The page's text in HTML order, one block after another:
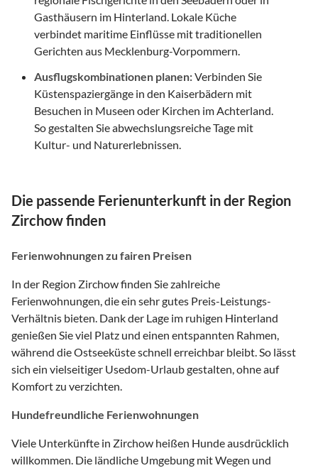
Gasthäusern im Hinterland. Lokale Küche
verbindet maritime Einflüsse mit traditionellen
Gerichten aus Mecklenburg-Vorpommern.
Ausflugskombinationen planen:Verbinden Sie
Küstenspaziergänge in den Kaiserbädern mit
Besuchen in Museen oder Kirchen im Achterland.
So gestalten Sie abwechslungsreiche Tage mit
Kultur- und Naturerlebnissen.
Die passende Ferienunterkunft in der Region
Zirchow finden
Ferienwohnungen zu fairen Preisen
In der Region Zirchow finden Sie zahlreiche
Ferienwohnungen, die ein sehr gutes Preis-Leistungs-
Verhältnis bieten. Dank der Lage im ruhigen Hinterland
genießen Sie viel Platz und einen entspannten Rahmen,
während die Ostseeküste schnell erreichbar bleibt. So lässt
sich ein vielseitiger Usedom-Urlaub gestalten, ohne auf
Komfort zu verzichten.
Hundefreundliche Ferienwohnungen
Viele Unterkünfte in Zirchow heißen Hunde ausdrücklich
willkommen. Die ländliche Umgebung mit Wegen und